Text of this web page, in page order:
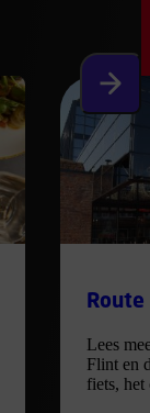
Lees
Flint en
fiets, het